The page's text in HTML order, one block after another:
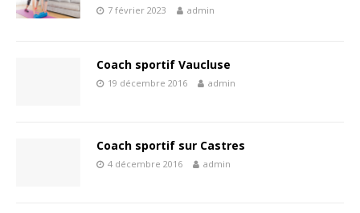
7 février 2023 admin
Coach sportif Vaucluse
19 décembre 2016 admin
Coach sportif sur Castres
4 décembre 2016 admin